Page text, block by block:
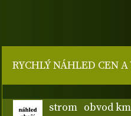
RYCHLÝ NÁHLED CEN
strom obvod